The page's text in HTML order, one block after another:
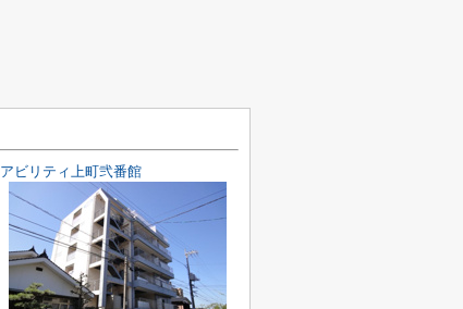
アビリティ上町弐番館